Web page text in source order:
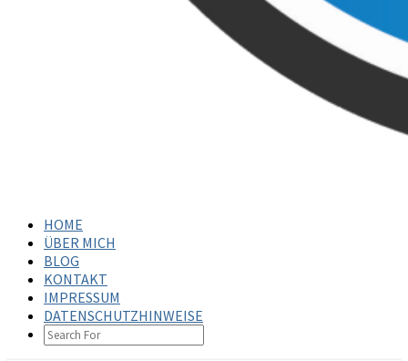
HOME
ÜBER MICH
BLOG
KONTAKT
IMPRESSUM
DATENSCHUTZHINWEISE
SEARCH
ICON